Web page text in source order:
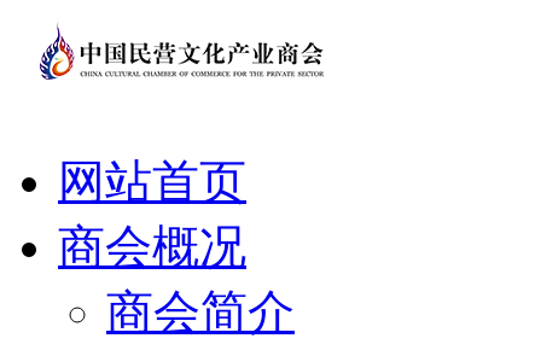
网站首页
商会概况
商会简介